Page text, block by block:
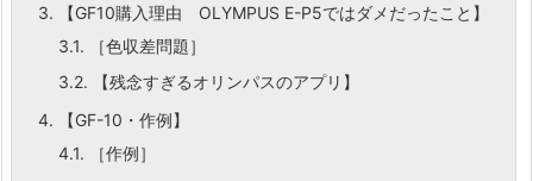
3. 【GF10購入理由 OLYMPUS E-P5ではダメだったこと】
3.1. ［色収差問題］
3.2. 【残念すぎるオリンパスのアプリ】
4. 【GF-10・作例】
4.1. ［作例］